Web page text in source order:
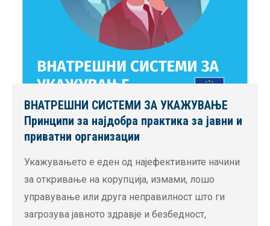
ВНАТРЕШНИ СИСТЕМИ ЗА УКАЖУВАЊЕ
Принципи за најдобра практика за јавни и
приватни организации
Укажувањето е еден од најефективните начини
за откривање на корупција, измами, лошо
управување или друга неправилност што ги
загрозува јавното здравје и безбедност,